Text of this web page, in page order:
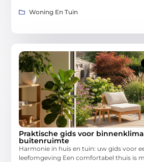
Woning En Tuin
Praktische gids voor
buitenruimte
Harmonie in huis en tuin: uw gids voor
leefomgeving Een comfortabel thuis is